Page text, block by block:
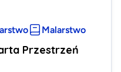
Malarstwo
Przestrzeń